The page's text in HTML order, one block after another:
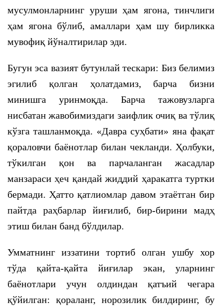
мусулмонларнинг уруши ҳам ягона, тинчлиги
ҳам ягона бўлиб, амаллари ҳам шу бирликка
мувофиқ йўналтирилар эди.
Бугун эса вазият бутунлай тескари: Биз белимиз
эгилиб қолган ҳолатдамиз, барча бизни
минишга уринмоқда. Барча тажовузларга
нисбатан жавобимиздаги заифлик очиқ ва тўлиқ
кўзга ташланмоқда. «Давра суҳбати» яна фақат
қораловчи баёнотлар билан чекланди. Ҳолбуки,
тўкилган қон ва парчаланган жасадлар
манзараси ҳеч қандай жиддий ҳаракатга туртки
бермади. Ҳатто қатлиомлар давом этаётган бир
пайтда раҳбарлар йиғилиб, бир-бирини мадҳ
этиш билан банд бўлдилар.
Умматнинг иззатини тортиб олган ушбу хор
тўда қайта-қайта йиғилар экан, уларнинг
баёнотлари учун олдиндан қатъий чегара
қўйилган: қораланг, норозилик билдиринг, бу